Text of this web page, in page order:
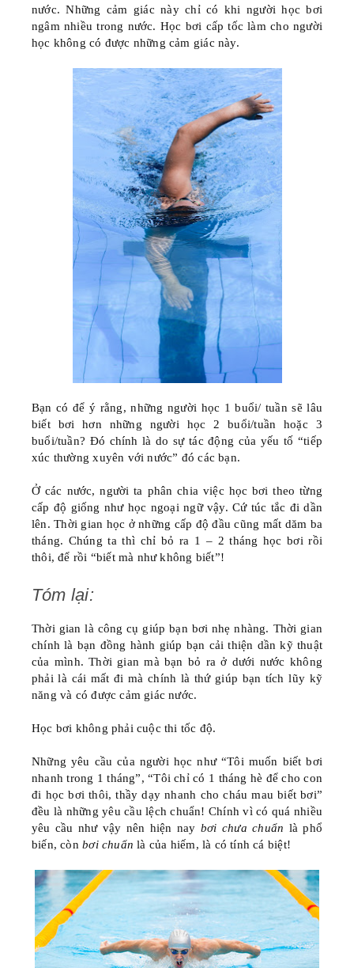
nước. Những cảm giác này chỉ có khi người học bơi
ngâm nhiều trong nước. Học bơi cấp tốc làm cho người
học không có được những cảm giác này.
Bạn có để ý rằng, những người học 1 buổi/ tuần sẽ lâu
biết bơi hơn những người học 2 buổi/tuần hoặc 3
buổi/tuần? Đó chính là do sự tác động của yếu tố “tiếp
xúc thường xuyên với nước” đó các bạn.
Ở các nước, người ta phân chia việc học bơi theo từng
cấp độ giống như học ngoại ngữ vậy. Cứ túc tắc đi dần
lên. Thời gian học ở những cấp độ đầu cũng mất dăm ba
tháng. Chúng ta thì chỉ bỏ ra 1 – 2 tháng học bơi rồi
thôi, để rồi “biết mà như không biết”!
Tóm lại:
Thời gian là công cụ giúp bạn bơi nhẹ nhàng. Thời gian
chính là bạn đồng hành giúp bạn cải thiện dần kỹ thuật
của mình. Thời gian mà bạn bỏ ra ở dưới nước không
phải là cái mất đi mà chính là thứ giúp bạn tích lũy kỹ
năng và có được cảm giác nước.
Học bơi không phải cuộc thi tốc độ.
Những yêu cầu của người học như “Tôi muốn biết bơi
nhanh trong 1 tháng”, “Tôi chỉ có 1 tháng hè để cho con
đi học bơi thôi, thầy dạy nhanh cho cháu mau biết bơi”
đều là những yêu cầu lệch chuẩn! Chính vì có quá nhiều
yêu cầu như vậy nên hiện naybơi chưa chuẩn là phổ
biến, cònbơi chuẩn là của hiếm, là có tính cá biệt!